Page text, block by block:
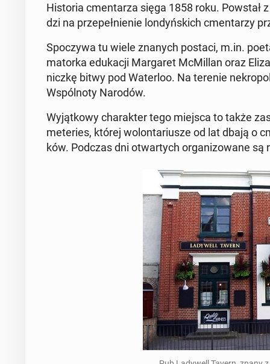
Hi­sto­ria cmen­ta­rza sięga 1858 roku. Powstał
dzi na prze­peł­nie­nie lon­dyń­skich cmen­ta­rzy
Spo­czy­wa tu wiele znanych postaci, m.in.
ma­tor­ka edu­ka­cji Mar­ga­ret McMil­lan oraz
nicz­kę bitwy pod Wa­ter­loo. Na terenie
Wspól­no­ty Narodów.
Wy­jąt­ko­wy cha­rak­ter tego miejsca to także
me­te­ries, której wo­lon­ta­riu­sze od lat dbają o
ków. Podczas dni otwar­tych or­ga­ni­zo­wa­ne